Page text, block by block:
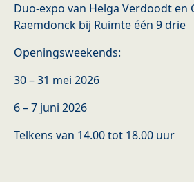
Duo-expo van Helga Verdoodt en
Raemdonck bij Ruimte één 9 drie
Openingsweekends:
30 – 31 mei 2026
6 – 7 juni 2026
Telkens van 14.00 tot 18.00 uur